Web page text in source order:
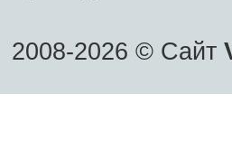
2008-2026 © Сайт